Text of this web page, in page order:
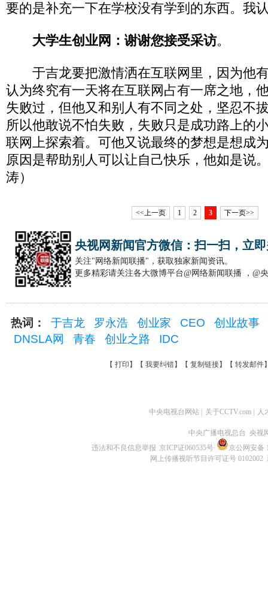
要的是补充一下在学校没有学到的东西。我
大学生创业网：谢谢您接受采访。
于吉龙要把激情洒在互联网里，因为他
认为终究有一天将在互联网占有一席之地，
失败过，但他又和别人有不同之处，坚忍不
所以他敢说不怕失败，失败只是成功路上的
联网上探索着。可他又说最终的梦想是想成
原因是帮助别人可以让自己快乐，他如是说
涛）
<<上一页 1 2 3 下一页>>
央视网新闻官方微信：扫一扫，立
关注"网络新闻联播"，获取独家新闻资讯。
更多精彩请关注各大微博平台@网络新闻联播 ，@
热词： 于吉龙 罗永浩 创业家 CEO
创业故事
DNSLA网
青春 创业之路 IDC
【 打印 】【 我要纠错】【 复制链接】【 转发邮件
中央电视台网站 关于CCTV.com 人
中央广播电视总台 央视
违法和不良信息举报 京ICP证060535号
京公网安备
网上传播视听节目许可证号 0102002